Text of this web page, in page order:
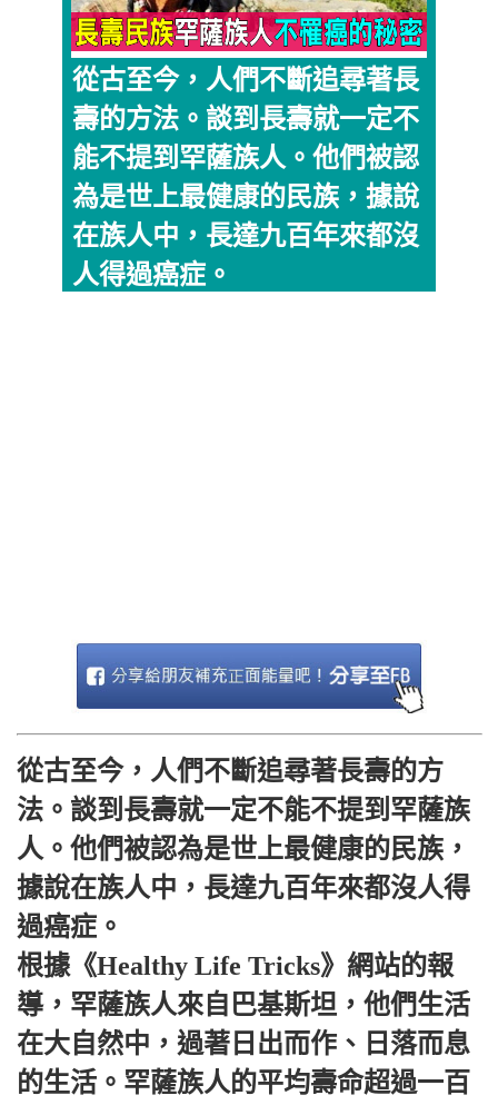
從古至今，人們不斷追尋著長
壽的方法。談到長壽就一定不
能不提到罕薩族人。他們被認
為是世上最健康的民族，據說
在族人中，長達九百年來都沒
人得過癌症。
從古至今，人們不斷追尋著長壽的方
法。談到長壽就一定不能不提到罕薩族
人。他們被認為是世上最健康的民族，
據說在族人中，長達九百年來都沒人得
過癌症。
根據《Healthy Life Tricks》網站的報
導，罕薩族人來自巴基斯坦，他們生活
在大自然中，過著日出而作、日落而息
的生活。罕薩族人的平均壽命超過一百